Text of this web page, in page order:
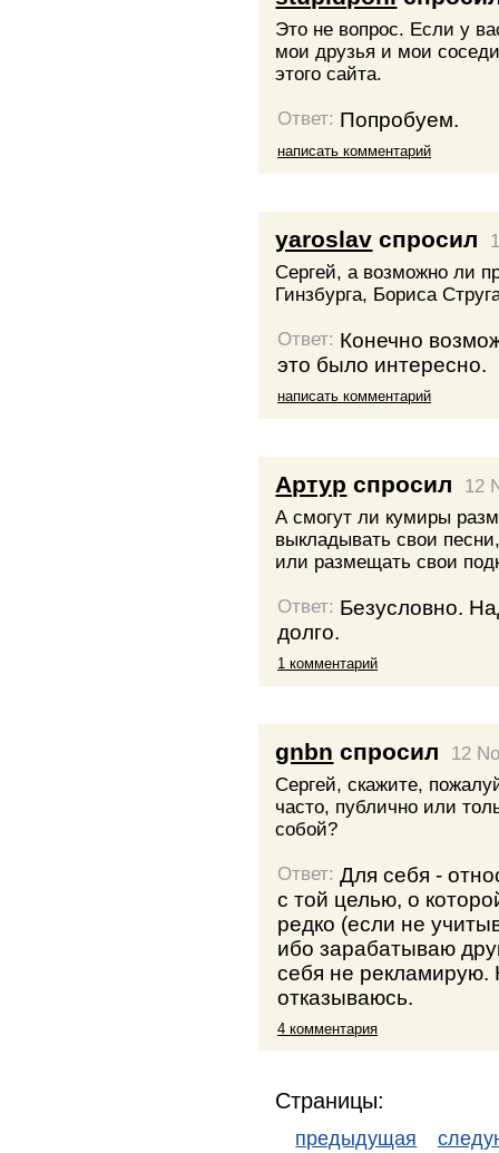
Это не вопрос. Если у
мои друзья и мои
этого сайта.
Ответ: Попробуем.
написать комментарий
yaroslav спросил
Сергей, а возможно ли
Гинзбурга, Бориса
Ответ: Конечно
это было интересно.
написать комментарий
Артур спросил
12
А смогут ли кумиры
выкладывать свои
или размещать свои
Ответ: Безусловно.
долго.
1 комментарий
gnbn спросил
12
Сергей, скажите,
часто, публично или
собой?
Ответ: Для себя -
с той целью, о
редко (если не
ибо зарабатываю
себя не
отказываюсь.
4 комментария
Страницы:
предыдущая